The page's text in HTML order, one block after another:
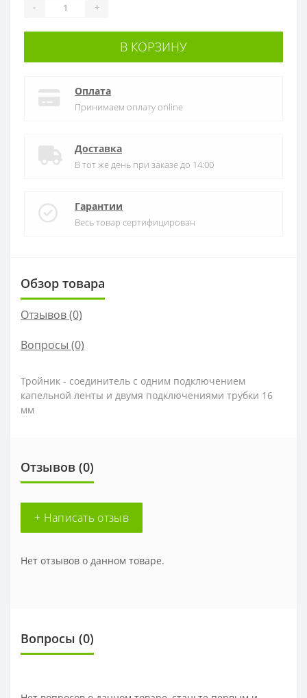
- +
В КОРЗИНУ
Оплата
Принимаем оплату online
Доставка
В тот же день при заказе до 14:00
Гарантии
Весь товар сертифицирован
Обзор товара
Отзывов (0)
Вопросы (0)
Тройник - соединитель с одним подключением
капельной ленты и двумя подключениями трубки 16
мм
Отзывов (0)
+ Написать отзыв
Нет отзывов о данном товаре.
Вопросы (0)